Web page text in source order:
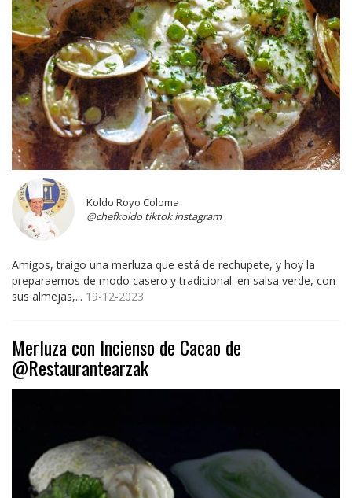
Koldo Royo Coloma
@chefkoldo tiktok instagram
Amigos, traigo una merluza que está de rechupete, y hoy la
preparaemos de modo casero y tradicional: en salsa verde, con
sus almejas,... 19-12-2023
Merluza con Incienso de Cacao de
@Restaurantearzak